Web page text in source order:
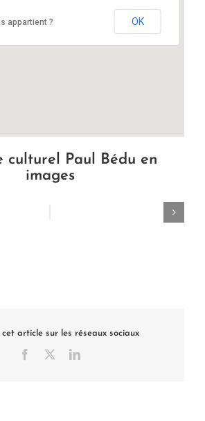
appartient ? OK
culturel Paul Bédu en
images
article sur les réseaux sociaux
Facebook LinkedIn